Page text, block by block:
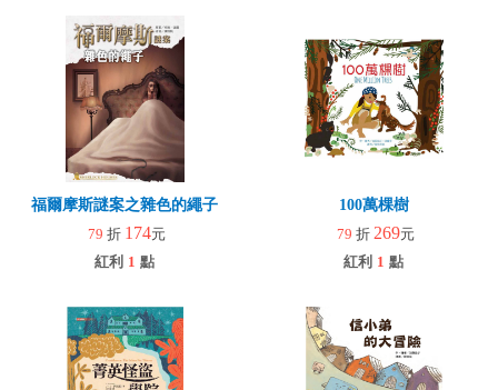
福爾摩斯謎案之雜色的繩子
79 折 174元
紅利 1 點
100萬棵樹
79 折 269元
紅利 1 點